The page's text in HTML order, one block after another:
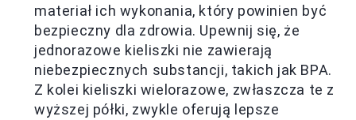
materiał ich wykonania, który powinien być
bezpieczny dla zdrowia. Upewnij się, że
jednorazowe kieliszki nie zawierają
niebezpiecznych substancji, takich jak BPA.
Z kolei kieliszki wielorazowe, zwłaszcza te z
wyższej półki, zwykle oferują lepsze